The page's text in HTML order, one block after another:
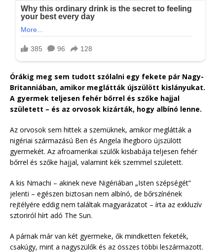
Órákig meg sem tudott szólalni egy fekete pár Nagy-
Britanniában, amikor meglátták újszülött kislányukat.
A gyermek teljesen fehér bőrrel és szőke hajjal
született – és az orvosok kizárták, hogy albínó lenne.
Az orvosok sem hittek a szemüknek, amikor meglátták a
nigériai származású Ben és Angela Ihegboro újszülött
gyermekét. Az afroamerikai szülők kisbabája teljesen fehér
bőrrel és szőke hajjal, valamint kék szemmel született.
A kis Nmachi – akinek neve Nigériában „Isten szépségét”
jelenti – egészen biztosan nem albínó, de bőrszínének
rejtélyére eddig nem találtak magyarázatot – írta az exkluzív
sztoriról hírt adó The Sun.
A párnak már van két gyermeke, ők mindketten feketék,
csakúgy, mint a nagyszülők és az összes többi leszármazott.